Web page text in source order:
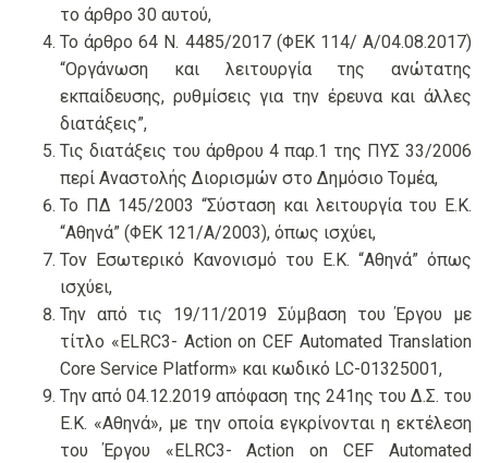
το άρθρο 30 αυτού,
Το άρθρο 64 Ν. 4485/2017 (ΦΕΚ 114/ Α/04.08.2017)
“Οργάνωση και λειτουργία της ανώτατης
εκπαίδευσης, ρυθμίσεις για την έρευνα και άλλες
διατάξεις”,
Τις διατάξεις του άρθρου 4 παρ.1 της ΠΥΣ 33/2006
περί Αναστολής Διορισμών στο Δημόσιο Τομέα,
Το ΠΔ 145/2003 “Σύσταση και λειτουργία του Ε.Κ.
“Αθηνά” (ΦΕΚ 121/Α/2003), όπως ισχύει,
Τον Εσωτερικό Κανονισμό του Ε.Κ. “Αθηνά” όπως
ισχύει,
Την από τις 19/11/2019 Σύμβαση του Έργου με
τίτλο «ELRC3- Action on CEF Automated Translation
Core Service Platform» και κωδικό LC-01325001,
Tην από 04.12.2019 απόφαση της 241ης του Δ.Σ. του
Ε.Κ. «Αθηνά», με την οποία εγκρίνονται η εκτέλεση
του Έργου «ELRC3- Action on CEF Automated